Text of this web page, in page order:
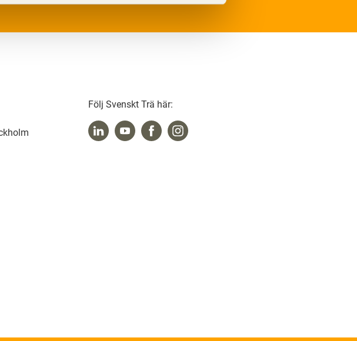
Följ Svenskt Trä här: